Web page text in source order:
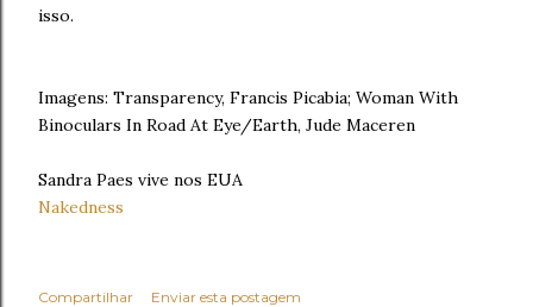
isso.
Imagens: Transparency, Francis Picabia; Woman With
Binoculars In Road At Eye/Earth, Jude Maceren
Sandra Paes vive nos EUA
Nakedness
Compartilhar
Enviar esta postagem